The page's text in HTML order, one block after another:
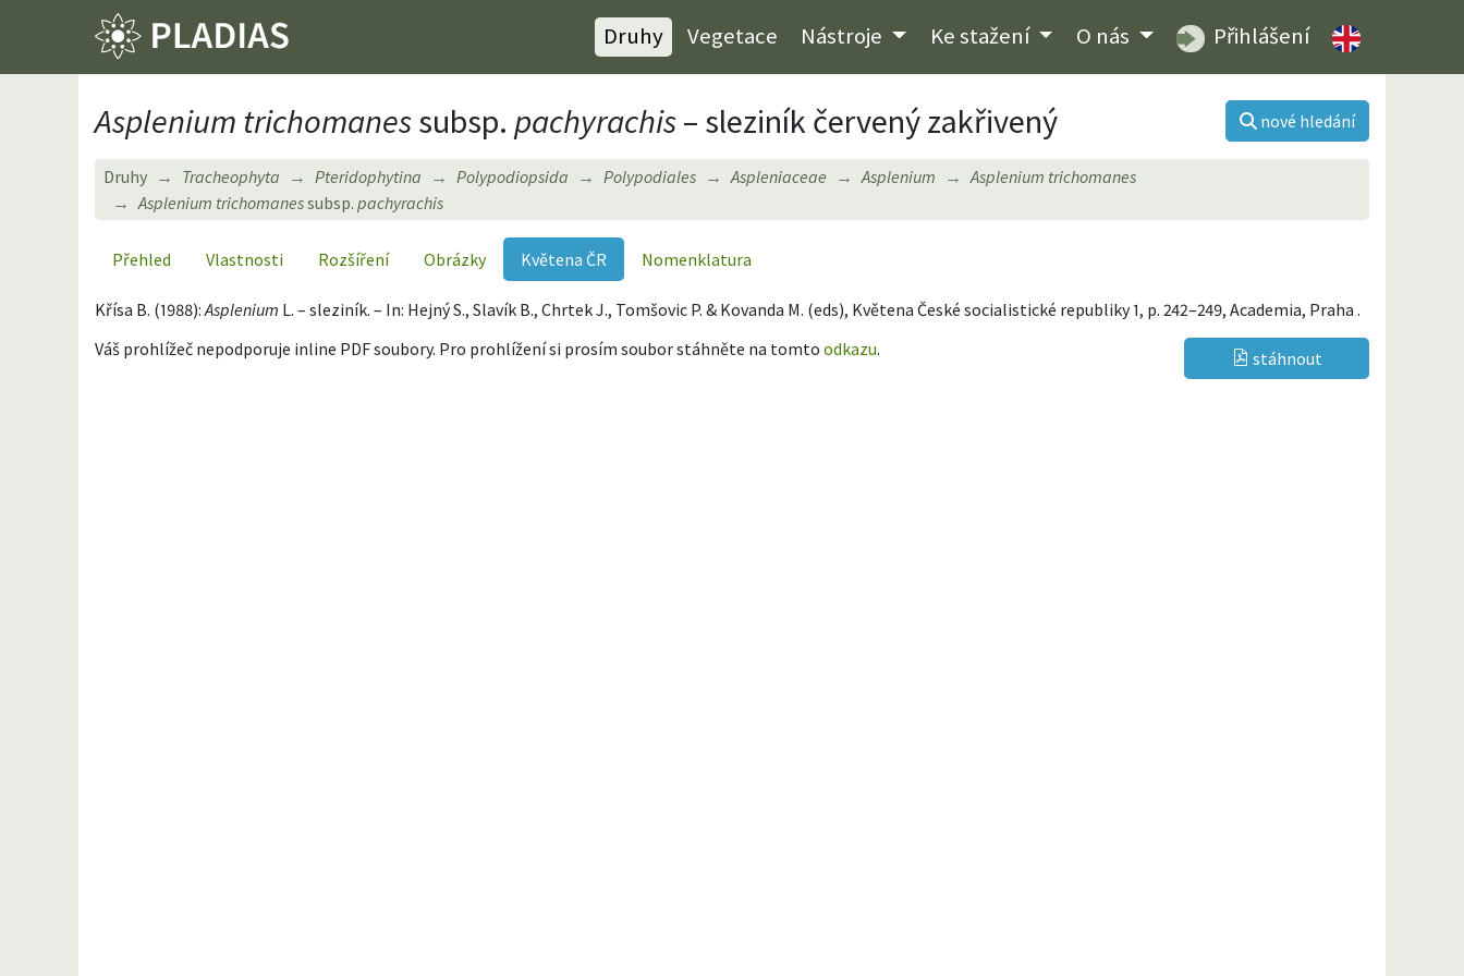
Druhy Vegetace Nástroje Ke stažení O nás Přihlášení
Asplenium trichomanessubsp. pachyrachis– sleziník červený zakřivený nové hledání
Druhy Tracheophyta Pteridophytina Polypodiopsida Polypodiales Aspleniaceae Asplenium
Asplenium trichomanes
Asplenium trichomanessubsp. pachyrachis
Přehled Vlastnosti Rozšíření Obrázky Květena ČR Nomenklatura
Křísa B. (1988): Asplenium L. – sleziník. – In: Hejný S., Slavík B., Chrtek J., Tomšovic P. & Kovanda M. (eds), Květena České socialistické republiky 1, p. 242–249, Academia, Praha .
Váš prohlížeč nepodporuje inline PDF soubory. Pro prohlížení si prosím soubor stáhněte na tomto odkazu. stáhnout